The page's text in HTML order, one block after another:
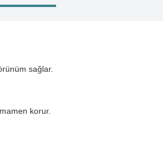
sağlar.
korur.